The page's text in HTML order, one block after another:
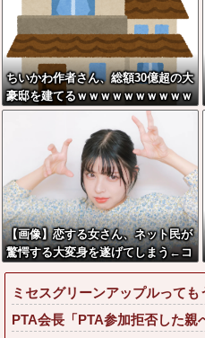
ちいかわ作者さん、総額30億超の大
豪邸を建てるｗｗｗｗｗｗｗｗｗｗ
ｗｗｗｗｗｗｗｗｗ
【画像】恋する女さん、ネット民が
驚愕する大変身を遂げてしまう←コ
レは凄過ぎるw w w w w w w w
ミセスグリーンアップルっても
PTA会長「PTA参加拒否した親